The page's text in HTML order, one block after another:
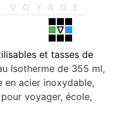
VOYAGE
et tasses de
Isotherme de 355 ml,
en acier inoxydable,
voyager, école,